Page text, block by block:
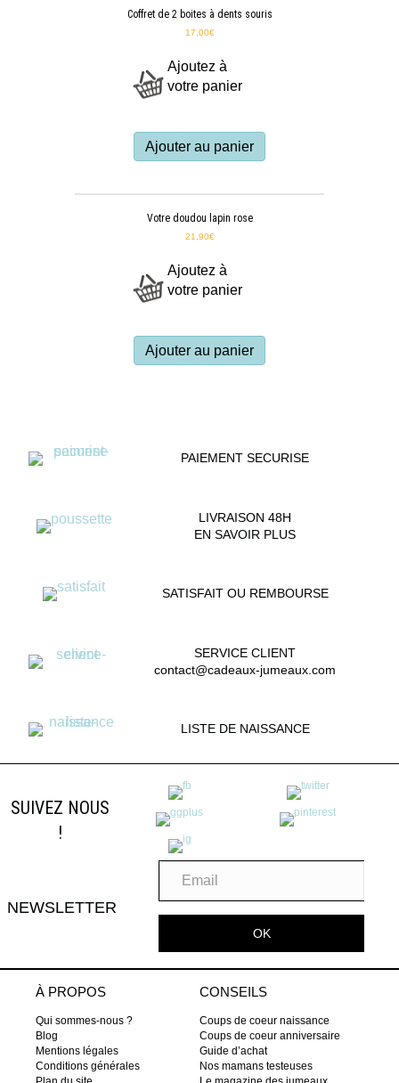
Coffret de 2 boites à dents souris
17,00€
Ajoutez à
votre panier
Ajouter au panier
Votre doudou lapin rose
21,90€
Ajoutez à
votre panier
Ajouter au panier
PAIEMENT SECURISE
LIVRAISON 48H
EN SAVOIR PLUS
SATISFAIT OU REMBOURSE
SERVICE CLIENT
contact@cadeaux-jumeaux.com
LISTE DE NAISSANCE
SUIVEZ NOUS
!
NEWSLETTER
OK
À PROPOS
Qui sommes-nous ?
Blog
Mentions légales
Conditions générales
CONSEILS
Coups de coeur naissance
Coups de coeur anniversaire
Guide d’achat
Nos mamans testeuses